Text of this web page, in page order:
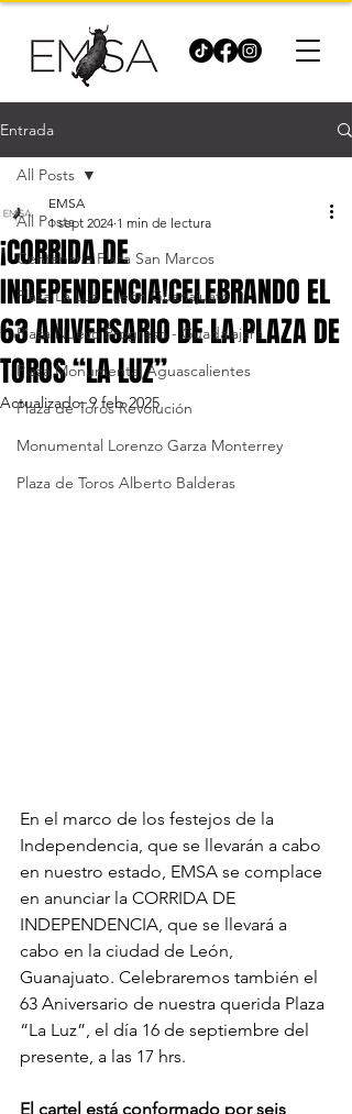
Entrada
All Posts
Centenaria Plaza San Marcos
Plaza La Luz - León Guanajuato
Plaza Nuevo Progreso - Guadalajara
Plaza Monumental Aguascalientes
Plaza de Toros Revolución
Monumental Lorenzo Garza Monterrey
Plaza de Toros Alberto Balderas
All Posts
¡CORRIDA DE
INDEPENDENCIA!CELEBRANDO EL
63 ANIVERSARIO DE LA PLAZA DE
TOROS “LA LUZ”
EMSA
1 sept 2024 1 min de lectura
Actualizado:9 feb 2025
En el marco de los festejos de la
Independencia, que se llevarán a cabo
en nuestro estado, EMSA se complace
en anunciar la CORRIDA DE
INDEPENDENCIA, que se llevará a
cabo en la ciudad de León,
Guanajuato. Celebraremos también el
63 Aniversario de nuestra querida Plaza
“La Luz”, el día 16 de septiembre del
presente, a las 17 hrs.
El cartel está conformado por seis